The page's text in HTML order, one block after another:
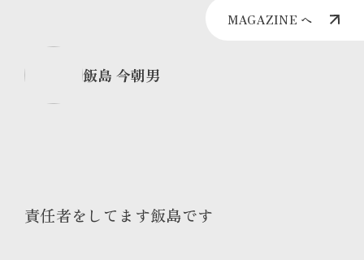
MAGAZINE へ
飯島 今朝男
責任者をしてます飯島です